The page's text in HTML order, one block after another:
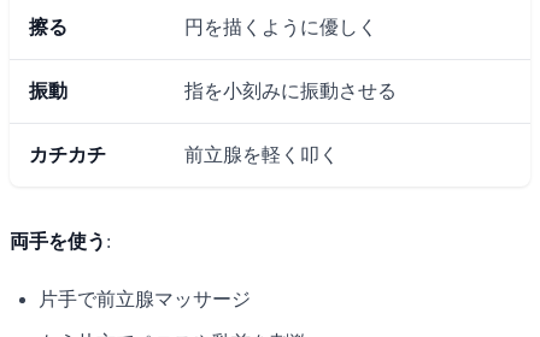
擦る 円を描くように優しく
振動 指を小刻みに振動させる
カチカチ 前立腺を軽く叩く
両手を使う :
片手で前立腺マッサージ